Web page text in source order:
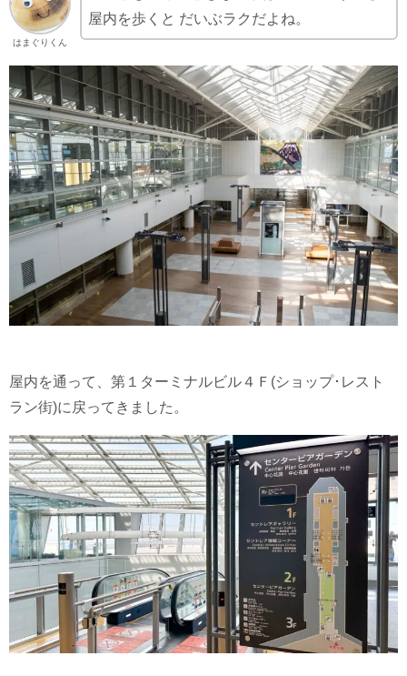
はまぐりくん
屋内を歩くと だいぶラクだよね。
屋内を通って、第１ターミナルビル４Ｆ(ショップ･レスト
ラン街)に戻ってきました。